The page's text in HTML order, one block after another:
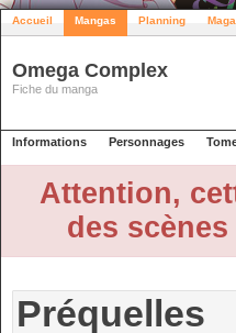
Accueil Mangas Planning
Omega Complex
Fiche du manga
Informations Personnages
Attention,
des
Préquelles